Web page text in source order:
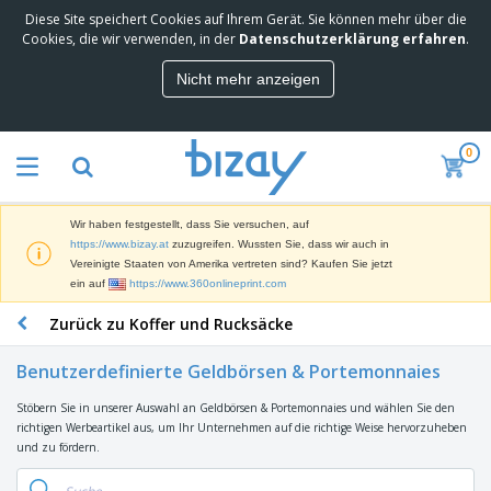
Diese Site speichert Cookies auf Ihrem Gerät. Sie können mehr über die
Cookies, die wir verwenden, in der Datenschutzerklärung erfahren.
Nicht mehr anzeigen
0
M
e
k
a
u
r
k
e
g
a
t
e
i
l
W
r
e
o
d
u
k
e
D
p
l
a
y
s
u
n
d
A
u
B
o
b
e
d
a
a
s
c
h
K
Wir haben festgestellt, dass Sie versuchen, auf
https://www.bizay.at zuzugreifen. Wussten Sie, dass wir auch in
Vereinigte Staaten von Amerika vertreten sind? Kaufen Sie jetzt
ein auf
https://www.360onlineprint.com
Zurück zu Koffer und Rucksäcke
Benutzerdefinierte Geldbörsen & Portemonnaies
Stöbern Sie in unserer Auswahl an Geldbörsen & Portemonnaies und wählen Sie den
richtigen Werbeartikel aus, um Ihr Unternehmen auf die richtige Weise hervorzuheben
und zu fördern.